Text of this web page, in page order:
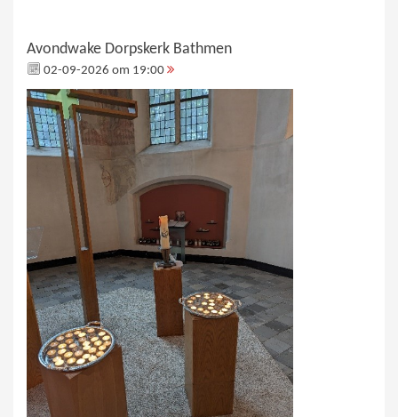
Avondwake Dorpskerk Bathmen
02-09-2026 om 19:00